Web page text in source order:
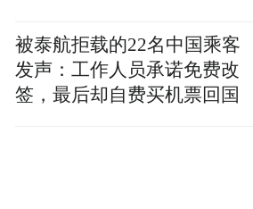
被泰航拒载的22名中国乘客
发声：工作人员承诺免费改
签，最后却自费买机票回国